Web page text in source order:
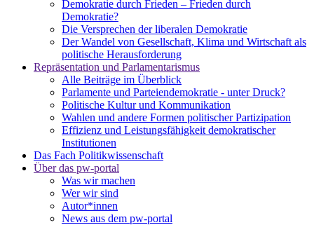
Demokratie durch Frieden – Frieden durch
Demokratie?
Die Versprechen der liberalen Demokratie
Der Wandel von Gesellschaft, Klima und Wirtschaft als
politische Herausforderung
Repräsentation und Parlamentarismus
Alle Beiträge im Überblick
Parlamente und Parteiendemokratie - unter Druck?
Politische Kultur und Kommunikation
Wahlen und andere Formen politischer Partizipation
Effizienz und Leistungsfähigkeit demokratischer
Institutionen
Das Fach Politikwissenschaft
Über das pw-portal
Was wir machen
Wer wir sind
Autor*innen
News aus dem pw-portal